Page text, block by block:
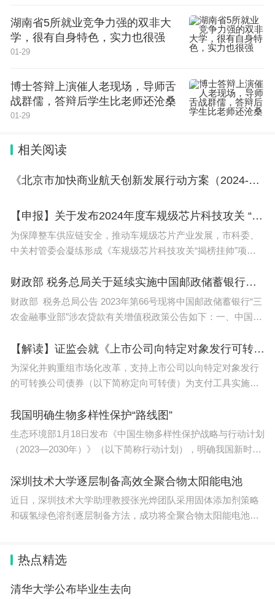
我国也不会取消英语的考试的。
2、英语不会取消高考，只是说英语科目将不再作为
3、而且英语在世界上属于很流行的语言，是不可能
4、新制度下英语一年两考的好处有：体现以生为
本，一年多考，给考生更多的选择，有利于减缓考生
5、促进英语教学和测试研究，在教学上，就课程、
师资等方面做出适当的调整，探索新的教学模式。
6、促进英语教育本质回归，有助于英语远离应试，
回归交流工具的功能。
2023年高考英语会是几套试卷？
1.全国Ⅰ卷：（1）题型：听力、阅读理解、完形填
空、任务型阅读、写作。（2）特点：难度适中，题
力。
2.全国Ⅱ卷：（1)题型：听力、阅读理解、完形填
题目难度适中偏难，注重考察学生对语言学的理解和
湖南省5所就业竞争力强的双非大
学，很有自身特色，实力也很强
01-29
博士答辩上演催人老现场，导师舌
战群儒，答辩后学生比老师还沧桑
01-29
相关阅读
《北京市加快商业航天创新发展行动方案（2024-2028年）》
【申报】关于发布2024年度车规级芯片科技攻关 “揭榜挂帅”榜单的通知
为保障整车供应链安全，推动车规级芯片产业发展，市科委、
中关村管委会凝练形成《车规级芯片科技攻关“揭榜挂帅”项目
单任务见附件。一、
财政部 税务总局关于延续实施中国邮政储蓄银行三农金融事业部涉农贷款增值税政策的公告（2023年第66号）
财政部 税务总局公告 2023年第66号现将中国邮政储蓄银行“三
农金融事业部”涉农贷款有关增值税政策公告如下：一、中国邮
市、
【解读】证监会就《上市公司向特定对象发行可转换公司债券购买资产规则（征求意见稿）》公开征求意见
为深化并购重组市场化改革，支持上市公司以向特定对象发行
的可转换公司债券（以下简称定向可转债）为支付工具实施重
向特定对象发行可转换
我国明确生物多样性保护“路线图”
生态环境部1月18日发布《中国生物多样性保护战略与行动计划
（2023—2030年）》（以下简称行动计划），明确我国新时期
地区推进生物多样性保护提供指引。行动计划提出，到203
深圳技术大学逐层制备高效全聚合物太阳能电池
近日，深圳技术大学助理教授张光烨团队采用固体添加剂策略
和碳氢绿色溶剂逐层制备方法，成功将全聚合物太阳能电池的
热点精选
清华大学公布毕业生去向